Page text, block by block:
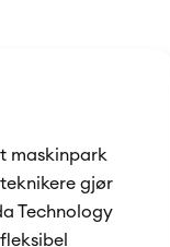
maskinpark
gjør
Technology